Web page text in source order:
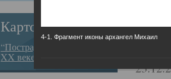
Картотека
“Пострадавшие за веру в
XX веке на Севере”
4-1. Фрагмент иконы архангел Михаил